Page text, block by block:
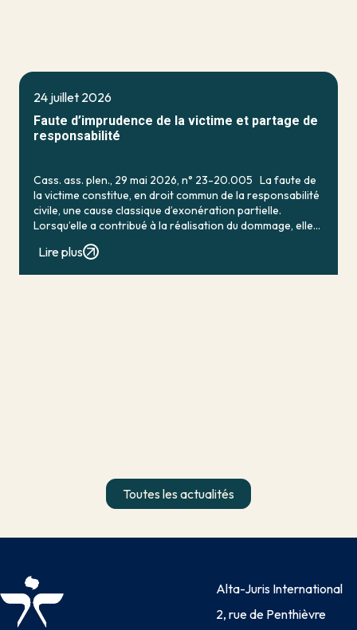
24 juillet 2026
Faute d’imprudence de la victime et partage de
responsabilité
Cass. ass. plen., 29 mai 2026, n° 23-20.005 La faute de
la victime constitue, en droit commun de la responsabilité
civile, une cause classique d’exonération partielle.
Lorsqu’elle a contribué à la réalisation du dommage, elle
conduit en principe à […]
Lire plus
Toutes les actualités
Alta-Juris International
2, rue de Penthièvre